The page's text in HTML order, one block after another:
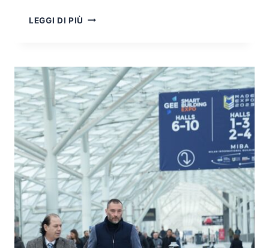
LEGGI DI PIÙ INTEGRATED
MANAGEMENT
(ISRM):
LA
CONVERGENZA
NECESSARIA
TRA
SICUREZZA
FISICA
CYBER
NEI
SISTEMI
INDUSTRIALI